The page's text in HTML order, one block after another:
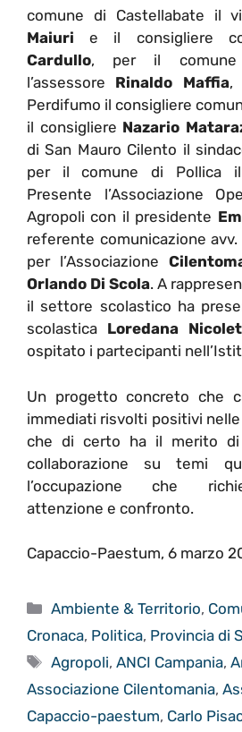
comune di Castellabate il
Maiuri e il consigliere
Cardullo, per il comune
l’assessore Rinaldo Maffia,
Perdifumo il consigliere
il consigliere Nazario
di San Mauro Cilento il
per il comune di Pollica
Presente l’Associazione
Agropoli con il presidente
referente comunicazione avv.
per l’Associazione
Orlando Di Scola. A
il settore scolastico ha
scolastica Loredana
ospitato i partecipanti
Un progetto concreto che
immediati risvolti positivi
che di certo ha il merito di
collaborazione su temi
l’occupazione che
attenzione e confronto.
Capaccio-Paestum, 6 marzo
Categorie
Ambiente & Territorio,
Cronaca, Politica, Provincia di
Tag
Agropoli,ANCI Campania,
Associazione Cilentomania,
Capaccio-paestum, Carlo